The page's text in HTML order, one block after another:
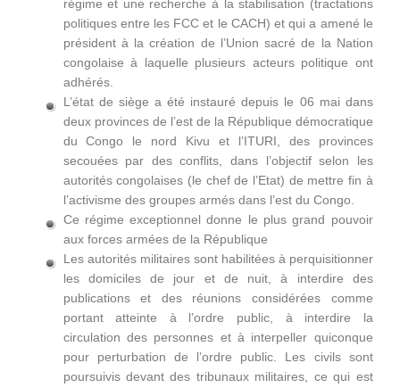
régime et une recherche à la stabilisation (tractations
politiques entre les FCC et le CACH) et qui a amené le
président à la création de l’Union sacré de la Nation
congolaise à laquelle plusieurs acteurs politique ont
adhérés.
L’état de siège a été instauré depuis le 06 mai dans
deux provinces de l’est de la République démocratique
du Congo le nord Kivu et l’ITURI, des provinces
secouées par des conflits, dans l’objectif selon les
autorités congolaises (le chef de l’Etat) de mettre fin à
l’activisme des groupes armés dans l’est du Congo.
Ce régime exceptionnel donne le plus grand pouvoir
aux forces armées de la République
Les autorités militaires sont habilitées à perquisitionner
les domiciles de jour et de nuit, à interdire des
publications et des réunions considérées comme
portant atteinte à l’ordre public, à interdire la
circulation des personnes et à interpeller quiconque
pour perturbation de l’ordre public. Les civils sont
poursuivis devant des tribunaux militaires, ce qui est